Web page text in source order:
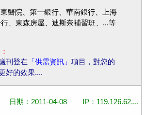
醫院、第一銀行、華南銀行、上海
、東森房屋、迪斯奈補習班、...等
刊登在 「供需資訊」 項目，對您的
好的效果....
期：2011-04-08 IP：119.126.62....